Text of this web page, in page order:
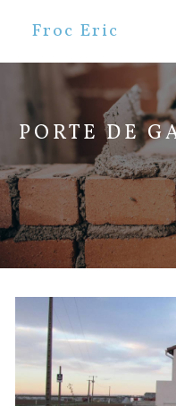
Froc Eric
PORTE DE